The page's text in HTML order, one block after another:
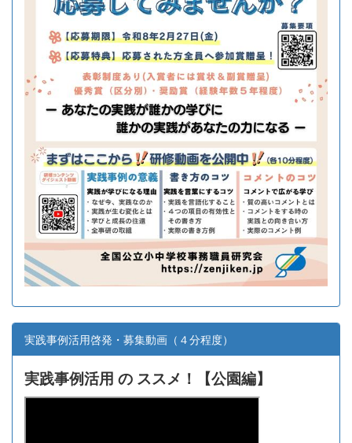
実践事例活用啓発・募集動画（４分程度）
実践事例活用 の ススメ！【公園編】